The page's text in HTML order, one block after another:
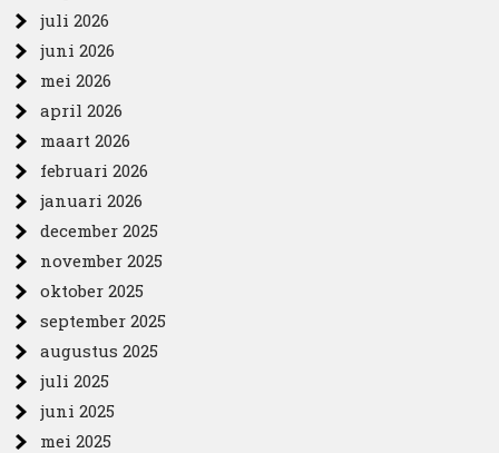
juli 2026
juni 2026
mei 2026
april 2026
maart 2026
februari 2026
januari 2026
december 2025
november 2025
oktober 2025
september 2025
augustus 2025
juli 2025
juni 2025
mei 2025